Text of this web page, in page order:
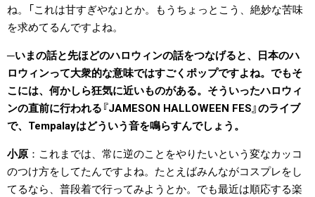
ね。「これは甘すぎやな」とか。もうちょっとこう、絶妙な苦味
を求めてるんですよね。
いまの話と先ほどのハロウィンの話をつなげると、日本のハ
ロウィンって大衆的な意味ではすごくポップですよね。でもそ
こには、何かしら狂気に近いものがある。そういったハロウィ
ンの直前に行われる『JAMESON HALLOWEEN FES』のライブ
で、Tempalayはどういう音を鳴らすんでしょう。
小原
これまでは、常に逆のことをやりたいという変なカッコ
のつけ方をしてたんですよね。たとえばみんながコスプレをし
てるなら、普段着で行ってみようとか。でも最近は順応する楽